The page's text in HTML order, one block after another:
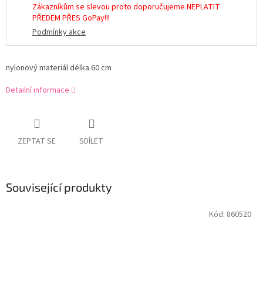
Zákazníkům se slevou proto doporučujeme NEPLATIT
PŘEDEM PŘES GoPay!!!
Podmínky akce
nylonový materiál délka 60 cm
Detailní informace
ZEPTAT SE SDÍLET
Související produkty
Kód: 860520